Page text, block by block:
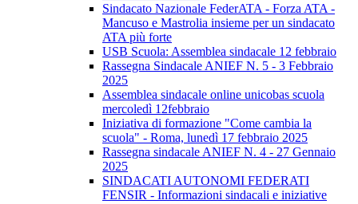
Sindacato Nazionale FederATA - Forza ATA -
Mancuso e Mastrolia insieme per un sindacato
ATA più forte
USB Scuola: Assemblea sindacale 12 febbraio
Rassegna Sindacale ANIEF N. 5 - 3 Febbraio
2025
Assemblea sindacale online unicobas scuola
mercoledì 12febbraio
Iniziativa di formazione "Come cambia la
scuola" - Roma, lunedì 17 febbraio 2025
Rassegna sindacale ANIEF N. 4 - 27 Gennaio
2025
SINDACATI AUTONOMI FEDERATI
FENSIR - Informazioni sindacali e iniziative